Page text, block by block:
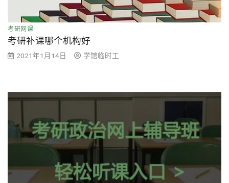
考研网课
考研补课哪个机构好
2021年1月14日 学馆临时工